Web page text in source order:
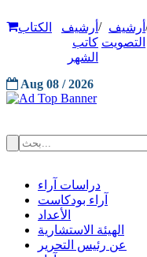
أرشيف
التصويت
/ أرشيف
كاتب
الشهر
الكتاب
Aug 08 / 2026
دراسات آراء
آراء بودكاست
الأعداد
الهيئة الاستشارية
عن رئيس التحرير